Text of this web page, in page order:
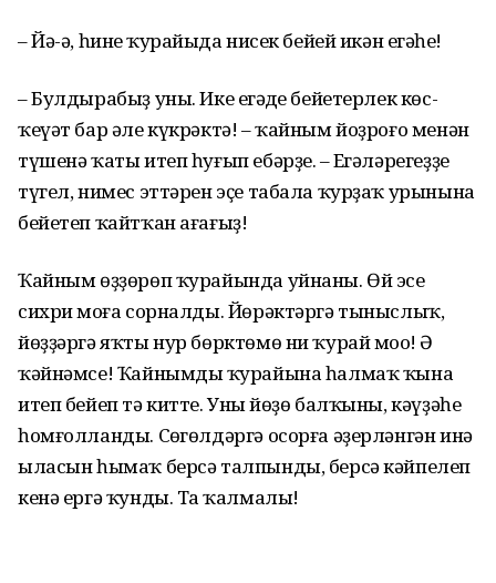
– Йә-ә, һинең ҡурайыңда нисек бейей икән еңгәһе!
– Булдырабыҙ уны. Ике еңгәңде бейетерлек көс-
ҡеүәт бар әле күкрәктә! – ҡайным йоҙроғо менән
түшенә ҡаты итеп һуғып ебәрҙе. – Еңгәләрегеҙҙе
түгел, нимес эттәрен эҫе табала ҡурҙаҡ урынына
бейетеп ҡайтҡан ағағыҙ!
Ҡайным өҙҙөрөп ҡурайында уйнаны. Өй эсе
сихри моңға сорналды. Йөрәктәргә тыныслыҡ,
йөҙҙәргә яҡты нур бөрктөмө ни ҡурай моңо! Ә
ҡәйнәмсе! Ҡайнымдың ҡурайына һалмаҡ ҡына
итеп бейеп тә китте. Уның йөҙө балҡыны, кәүҙәһе
һомғолланды. Сөңгөлдәргә осорға әҙерләнгән инә
ыласын һымаҡ берсә талпынды, берсә кәйпелеп
кенә ергә ҡунды. Таң ҡалмалы!